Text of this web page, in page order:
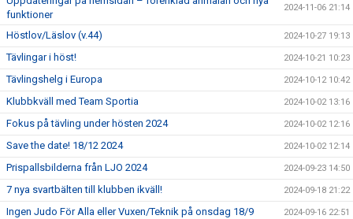
funktioner
2024-11-06 21:14
Höstlov/Läslov (v.44) 2024-10-27 19:13
Tävlingar i höst! 2024-10-21 10:23
Tävlingshelg i Europa 2024-10-12 10:42
Klubbkväll med Team Sportia 2024-10-02 13:16
Fokus på tävling under hösten 2024 2024-10-02 12:16
Save the date! 18/12 2024 2024-10-02 12:14
Prispallsbilderna från LJO 2024 2024-09-23 14:50
7 nya svartbälten till klubben ikväll! 2024-09-18 21:22
Ingen Judo För Alla eller Vuxen/Teknik på onsdag 18/9 2024-09-16 22:51